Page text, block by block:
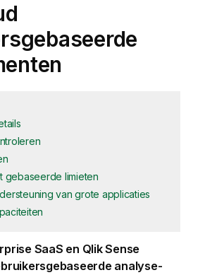
gebaseerde limieten
van grote applicaties
SaaS en Qlik Sense
analyse-